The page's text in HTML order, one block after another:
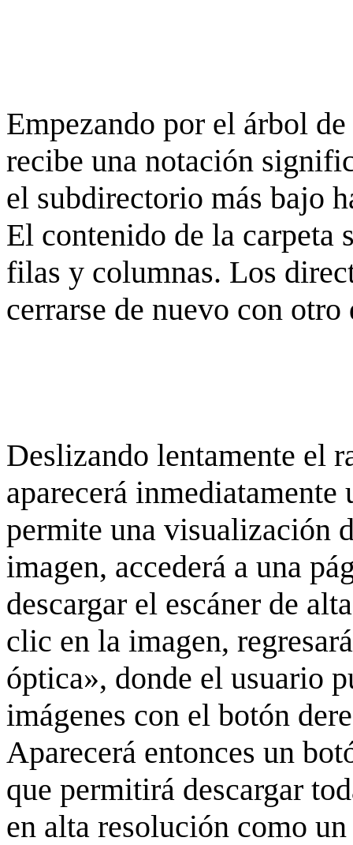
Empezando por el árbol
recibe una notación
el subdirectorio más bajo
El contenido de la carpeta
filas y columnas. Los
cerrarse de nuevo con
Deslizando lentamente el
aparecerá
permite una visualización
imagen, accederá a una
descargar el escáner de
clic en la imagen,
óptica», donde el usuario
imágenes con el botón
Aparecerá entonces un
que permitirá descargar
en alta resolución como